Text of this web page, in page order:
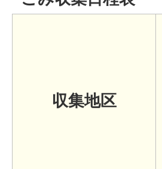
収集地区